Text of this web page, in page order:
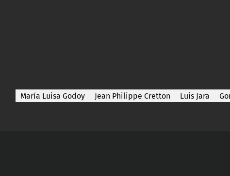
María Luisa Godoy Jean Philippe Cretton Luis Jara